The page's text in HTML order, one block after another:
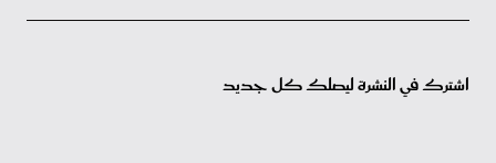
اشترك في النشرة ليصلك كل جديد